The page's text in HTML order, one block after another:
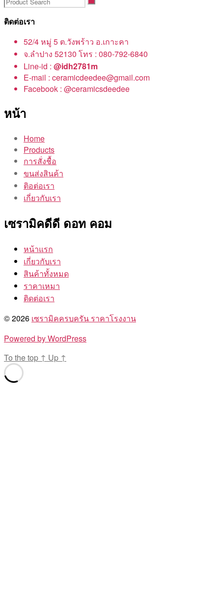
ติดต่อเรา
52/4 หมู่ 5 ต.วังพร้าว อ.เกาะคา
จ.ลำปาง 52130 โทร : 080-792-6840
Line-id : @idh2781m
E-mail : ceramicdeedee@gmail.com
Facebook : @ceramicsdeedee
หน้า
Home
Products
การสั่งชื้อ
ขนส่งสินค้า
ติอต่อเรา
เกี่ยวกับเรา
เซรามิคดีดี ดอท คอม
หน้าแรก
เกี่ยวกับเรา
สินค้าทั้งหมด
ราคาเหมา
ติดต่อเรา
© 2026 เซรามิคครบครัน ราคาโรงงาน
Powered by WordPress
To the top ↑ Up ↑